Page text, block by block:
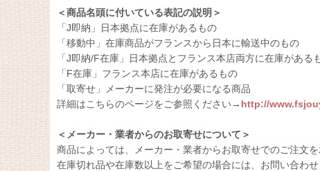
＜商品名頭に付いている表記の説明＞
「J即納」日本拠点に在庫があるもの
「移動中」在庫商品がフランスから日本に輸送中のもの
「J即納/F在庫」日本拠点とフランス本店両方に在庫がある
「F在庫」フランス本店に在庫があるもの
「取寄せ」メーカーに発注が必要になる商品
詳細はこちらのページをご参照ください→ http://
＜メーカー・業者からのお取寄せについて＞
商品によっては、メーカー・業者からお取寄せでのご注文を
在庫切れ品や在庫数以上をご希望の場合には、お問い合わせ